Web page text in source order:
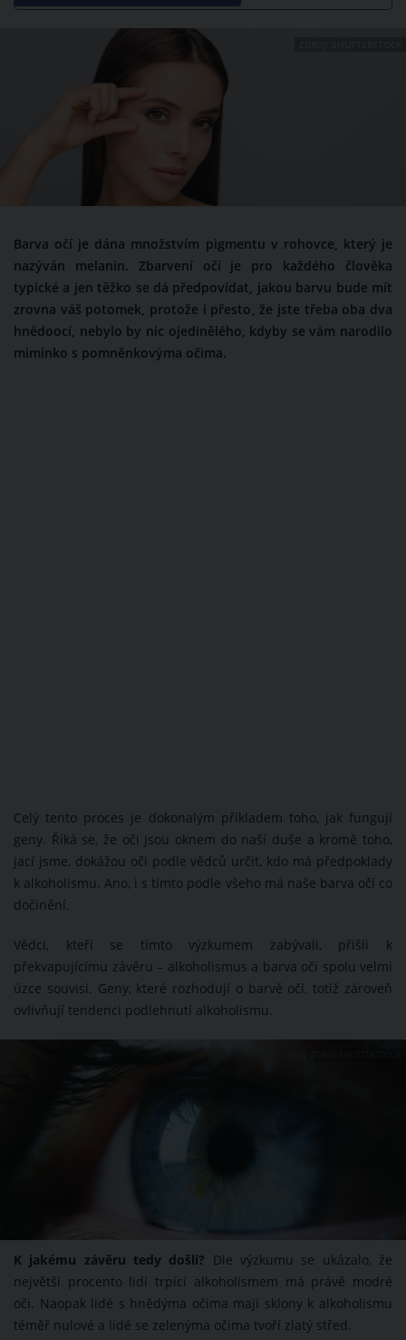
Barva očí je dána množstvím pigmentu v rohovce, který je
nazýván melanin. Zbarvení očí je pro každého člověka
typické a jen těžko se dá předpovídat, jakou barvu bude mít
zrovna váš potomek, protože i přesto, že jste třeba oba dva
hnědoocí, nebylo by nic ojedinělého, kdyby se vám narodilo
miminko s pomněnkovýma očima.
Celý tento proces je dokonalým příkladem toho, jak fungují
geny. Říká se, že oči jsou oknem do naší duše a kromě toho,
jací jsme, dokážou oči podle vědců určit, kdo má předpoklady
k alkoholismu. Ano, i s tímto podle všeho má naše barva očí co
dočinění.
Vědci, kteří se tímto výzkumem zabývali, přišli k
překvapujícímu závěru – alkoholismus a barva očí spolu velmi
úzce souvisí. Geny, které rozhodují o barvě očí, totiž zároveň
ovlivňují tendenci podlehnutí alkoholismu.
K jakému závěru tedy došli?
Dle výzkumu se ukázalo, že
největší procento lidí trpící alkoholismem má právě modré
oči. Naopak lidé s hnědýma očima mají sklony k alkoholismu
téměř nulové a lidé se zelenýma očima tvoří zlatý střed.